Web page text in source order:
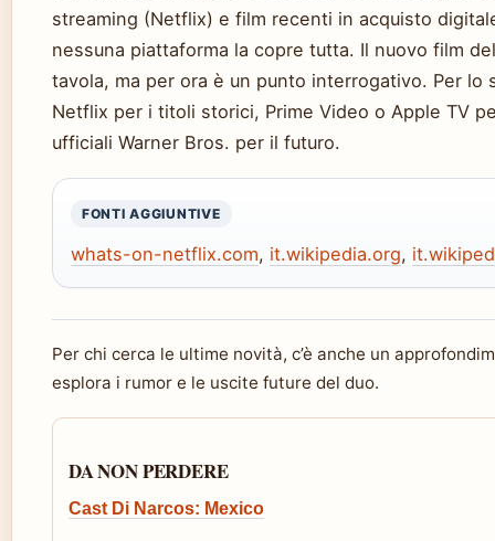
streaming (Netflix) e film recenti in acquisto
nessuna piattaforma la copre tutta. Il nuovo film
tavola, ma per ora è un punto interrogativo. Per
Netflix per i titoli storici, Prime Video o Apple TV
ufficiali Warner Bros. per il futuro.
FONTI AGGIUNTIVE
whats-on-netflix.com, it.wikipedia.org,
Per chi cerca le ultime novità, c’è anche un
esplora i rumor e le uscite future del duo.
DA NON PERDERE
Cast Di Narcos: Mexico